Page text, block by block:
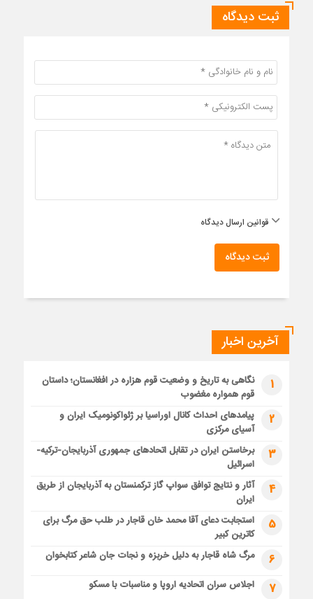
ثبت دیدگاه
قوانین ارسال دیدگاه
ثبت دیدگاه
آخرین اخبار
1
نگاهی به تاریخ و وضعیت قوم هزاره در افغانستان؛ داستان
قوم همواره مغضوب
2
پیامدهای احداث کانال اوراسیا بر ژئواکونومیک ایران و
آسیای مرکزی
3
برخاستن ایران در تقابل اتحادهای جمهوری آذربایجان-ترکیه-
اسرائیل
4
آثار و نتایج توافق سواپ گاز ترکمنستان به آذربایجان از طریق
ایران
5
استجابت دعای آقا محمد خان قاجار در طلب حق مرگ برای
کاترین کبیر
6 مرگ شاه قاجار به دلیل خربزه و نجات جان شاعر کتابخوان
7 اجلاس سران اتحادیه اروپا و مناسبات با مسکو